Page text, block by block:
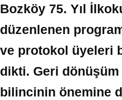
Bozköy 75. Yıl
düzenlenen
ve protokol üyeleri
dikti. Geri dönüşüm
bilincinin önemine